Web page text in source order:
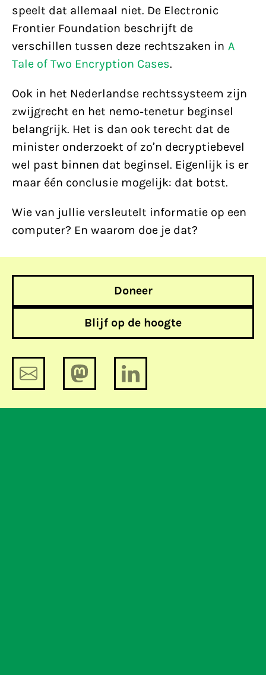
speelt dat allemaal niet. De Electronic
Frontier Foundation beschrijft de
verschillen tussen deze rechtszaken in A
Tale of Two Encryption Cases.
Ook in het Nederlandse rechtssysteem zijn
zwijgrecht en het nemo-tenetur beginsel
belangrijk. Het is dan ook terecht dat de
minister onderzoekt of zo’n decryptiebevel
wel past binnen dat beginsel. Eigenlijk is er
maar één conclusie mogelijk: dat botst.
Wie van jullie versleutelt informatie op een
computer? En waarom doe je dat?
Doneer
Blijf op de hoogte